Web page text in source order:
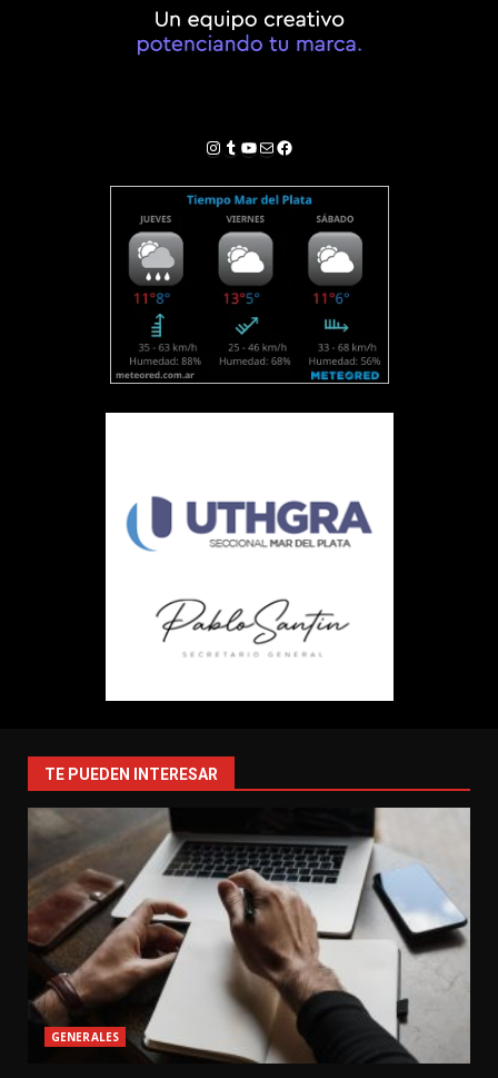
Instagram
Tumblr
YouTube
Correo electrónico
Facebook
TE PUEDEN INTERESAR
GENERALES